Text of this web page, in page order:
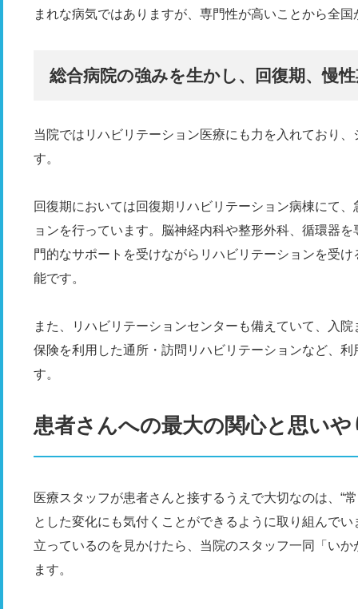
まれな病気ではありますが、専門性が高いことから全
総合病院の強みを生かし、回復期、慢
当院ではリハビリテーション医療にも力を入れており
す。
回復期においては回復期リハビリテーション病棟にて
ョンを行っています。脳神経内科や整形外科、循環器
門的なサポートを受けながらリハビリテーションを受
能です。
また、リハビリテーションセンターも備えていて、入
保険を利用した通所・訪問リハビリテーションなど、
す。
患者さんへの最大の関心と思いや
医療スタッフが患者さんと接するうえで大切なのは、“
とした変化にも気付くことができるように取り組んで
立っているのを見かけたら、当院のスタッフ一同「い
ます。